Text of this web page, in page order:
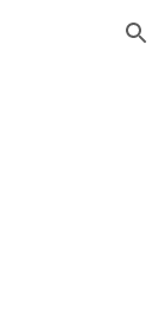
Skip to navigation